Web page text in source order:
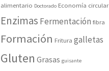
alimentario Doctorado Economía circular
Enzimas Fermentación fibra
Formación Fritura galletas
Gluten Grasas guisante